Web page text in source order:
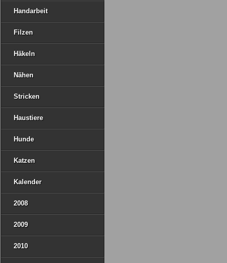
Handarbeit
Filzen
Häkeln
Nähen
Stricken
Haustiere
Hunde
Katzen
Kalender
2008
2009
2010